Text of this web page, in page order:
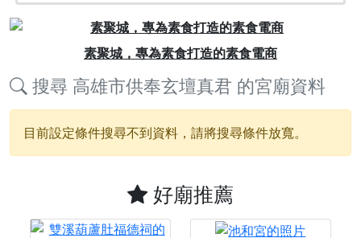
素聚城，專為素食打造的素食電商
Previous
搜尋 高雄市供奉玄壇真君 的宮廟資料
目前設定條件搜尋不到資料，請將搜尋條件放寬。
好廟推薦